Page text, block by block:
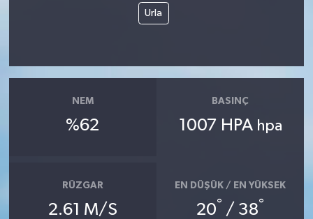
Urla
NEM
%62
BASINÇ
1007 HPA hpa
RÜZGAR
2.61 M/S
EN DÜŞÜK / EN YÜKSEK
20° / 38°